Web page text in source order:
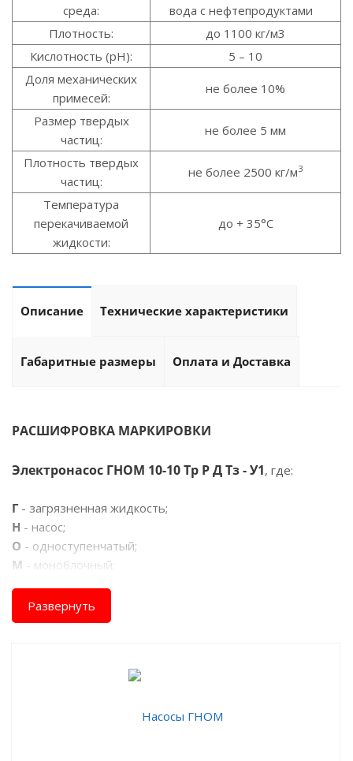
среда:
вода с нефтепродуктами
Плотность:
до 1100 кг/м3
Кислотность (pH):
5 – 10
Доля механических
примесей:
не более 10%
Размер твердых
частиц:
не более 5 мм
Плотность твердых
частиц:
не более 2500 кг/м3
Температура
перекачиваемой
жидкости:
до + 35°С
Описание Технические характеристики
Габаритные размеры Оплата и Доставка
РАСШИФРОВКА МАРКИРОВКИ
Электронасос ГНОМ 10-10 Тр Р Д Тз - У1, где:
Г - загрязненная жидкость;
Н - насос;
О - одноступенчатый;
М - моноблочный;
10- максимальный напор, при минимальной подаче, м;
С до +35
- наличие поплавкового выключателя (датчик уровня);
Развернуть